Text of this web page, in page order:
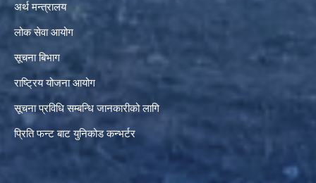
अर्थ मन्त्रालय
लोक सेवा आयोग
सूचना बिभाग
राष्ट्रिय योजना आयोग
सूचना प्रविधि सम्बन्धि जानकारीको लागि
प्रिति फन्ट बाट युनिकोड कन्भर्टर